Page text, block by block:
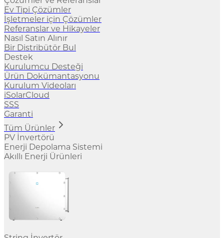
Ev Tipi Çözümler
İşletmeler için Çözümler
Referanslar ve Hikayeler
Nasıl Satın Alınır
Bir Distribütör Bul
Destek
Kurulumcu Desteği
Ürün Dokümantasyonu
Kurulum Videoları
iSolarCloud
SSS
Garanti
Tüm Ürünler
PV İnvertörü
Enerji Depolama Sistemi
Akıllı Enerji Ürünleri